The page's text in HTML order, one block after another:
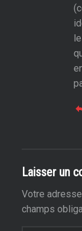
Laisser un
Votre
champs